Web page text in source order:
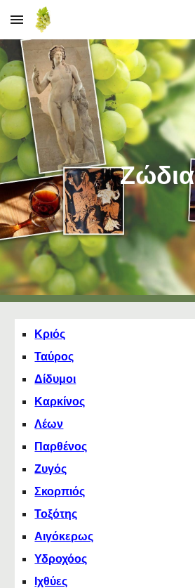
Skip to main content
Ζώδια
Κριός
Ταύρος
Δίδυμοι
Καρκίνος
Λέων
Παρθένος
Ζυγός
Σκορπιός
Τοξότης
Αιγόκερως
Υδροχόος
Ιχθύες